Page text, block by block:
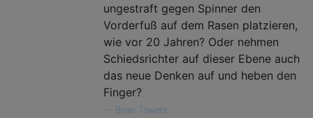
ungestraft gegen Spinner den
Vorderfuß auf dem Rasen platzieren,
wie vor 20 Jahren? Oder nehmen
Schiedsrichter auf dieser Ebene auch
das neue Denken auf und heben den
Finger?
Brian Towers